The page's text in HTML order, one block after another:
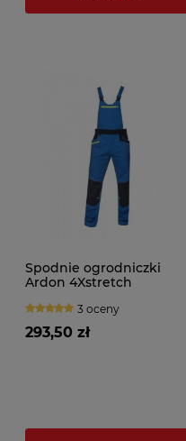
Spodnie ogrodniczki
Ardon 4Xstretch
3 oceny
293,50 zł